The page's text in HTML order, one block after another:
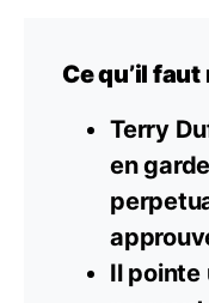
Ce qu’il
Terry
en
Il pointe